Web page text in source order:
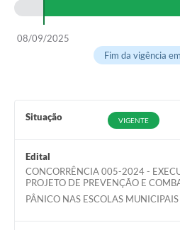
08/09/2025
Fim da vigência
Situação VIGENTE
Edital
CONCORRÊNCIA 005-2024 -
PROJETO DE PREVENÇÃO E
PÂNICO NAS ESCOLAS MUNICIPAIS